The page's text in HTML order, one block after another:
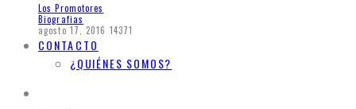
Los Promotores
Biografias
agosto 17, 2016 14371
CONTACTO
¿QUIÉNES SOMOS?